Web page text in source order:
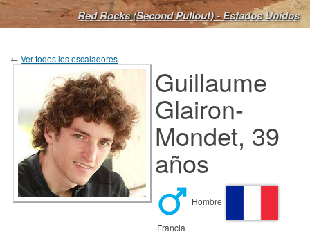
Red Rocks (Second Pullout) - Estados Unidos
← Ver todos los escaladores
Guillaume
Glairon-
Mondet, 39
años
Hombre
Francia